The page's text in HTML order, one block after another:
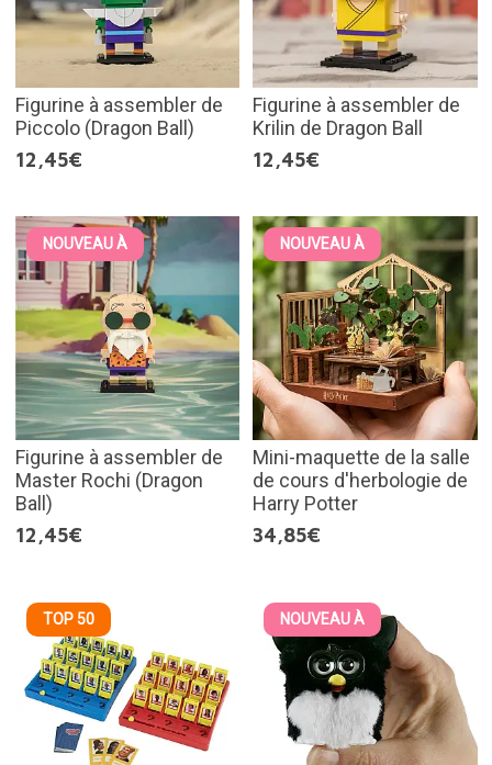
Figurine à assembler de
Piccolo (Dragon Ball)
12,45€
Figurine à assembler de
Krilin de Dragon Ball
12,45€
NOUVEAU À
Figurine à assembler de
Master Rochi (Dragon
Ball)
12,45€
NOUVEAU À
Mini-maquette de la salle
de cours d'herbologie de
Harry Potter
34,85€
TOP 50 NOUVEAU À